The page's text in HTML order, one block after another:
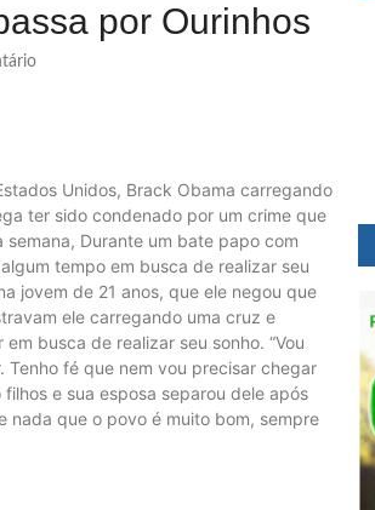
por Ourinhos
Unidos, Brack Obama carregando
ter sido condenado por um crime que
Durante um bate papo com
tempo em busca de realizar seu
jovem de 21 anos, que ele negou que
ele carregando uma cruz e
busca de realizar seu sonho. “Vou
Tenho fé que nem vou precisar chegar
e sua esposa separou dele após
nada que o povo é muito bom, sempre